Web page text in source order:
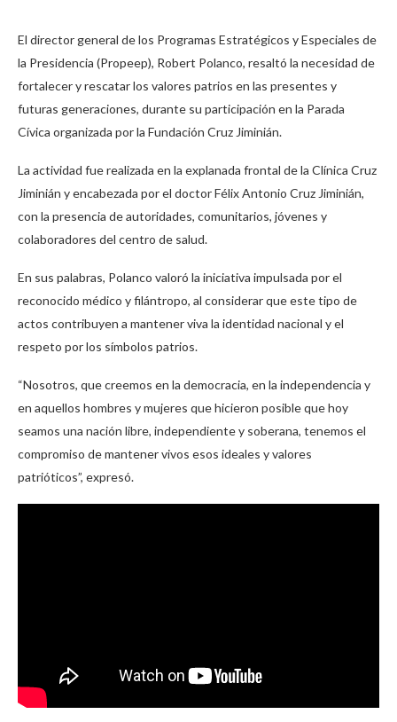
El director general de los Programas Estratégicos y Especiales de
la Presidencia (Propeep), Robert Polanco, resaltó la necesidad de
fortalecer y rescatar los valores patrios en las presentes y
futuras generaciones, durante su participación en la Parada
Cívica organizada por la Fundación Cruz Jiminián.
La actividad fue realizada en la explanada frontal de la Clínica Cruz
Jiminián y encabezada por el doctor Félix Antonio Cruz Jiminián,
con la presencia de autoridades, comunitarios, jóvenes y
colaboradores del centro de salud.
En sus palabras, Polanco valoró la iniciativa impulsada por el
reconocido médico y filántropo, al considerar que este tipo de
actos contribuyen a mantener viva la identidad nacional y el
respeto por los símbolos patrios.
“Nosotros, que creemos en la democracia, en la independencia y
en aquellos hombres y mujeres que hicieron posible que hoy
seamos una nación libre, independiente y soberana, tenemos el
compromiso de mantener vivos esos ideales y valores
patrióticos”, expresó.